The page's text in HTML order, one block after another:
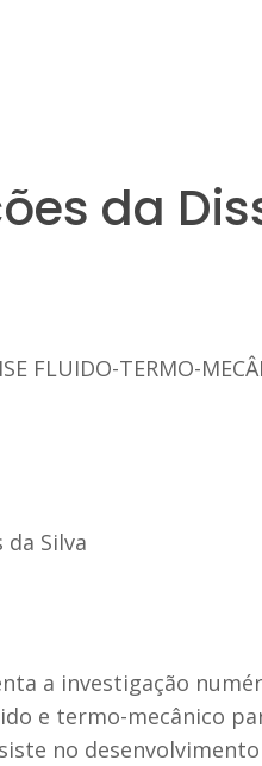
da
FLUIDO-TERMO-
da Silva
a investigação
e termo-mecânico
no